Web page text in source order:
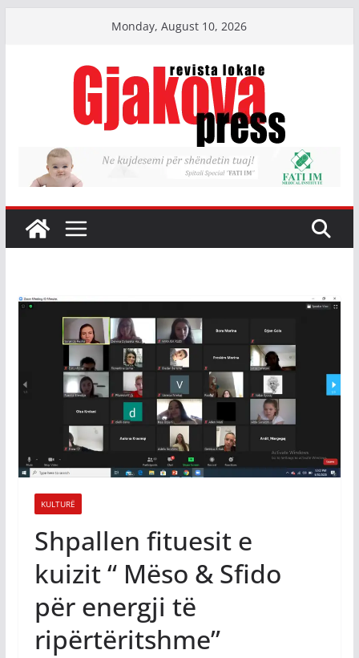
Monday, August 10, 2026
KULTURË
Shpallen fituesit e
kuizit “ Mëso & Sfido
për energji të
ripërtëritshme”